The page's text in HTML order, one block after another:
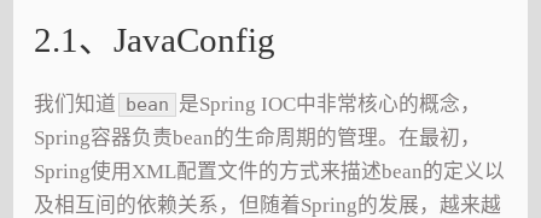
2.1、JavaConfig
我们知道 bean 是Spring IOC中非常核心的概念，
Spring容器负责bean的生命周期的管理。在最初，
Spring使用XML配置文件的方式来描述bean的定义以
及相互间的依赖关系，但随着Spring的发展，越来越